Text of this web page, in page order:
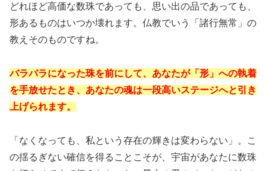
どれほど高価な数珠であっても、思い出の品であっても、
形あるものはいつか壊れます。仏教でいう「諸行無常」の
教えそのものですね。
バラバラになった珠を前にして、あなたが「形」への執着
を手放せたとき、あなたの魂は一段高いステージへと引き
上げられます。
「なくなっても、私という存在の輝きは変わらない」。こ
の揺るぎない確信を得ることこそが、宇宙があなたに数珠